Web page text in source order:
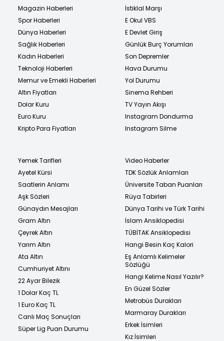
Magazin Haberleri
Spor Haberleri
Dünya Haberleri
Sağlık Haberleri
Kadın Haberleri
Teknoloji Haberleri
Memur ve Emekli Haberleri
Altın Fiyatları
Dolar Kuru
Euro Kuru
Kripto Para Fiyatları
İstiklal Marşı
E Okul VBS
E Devlet Giriş
Günlük Burç Yorumları
Son Depremler
Hava Durumu
Yol Durumu
Sinema Rehberi
TV Yayın Akışı
Instagram Dondurma
Instagram Silme
Yemek Tarifleri
Ayetel Kürsi
Saatlerin Anlamı
Aşk Sözleri
Günaydın Mesajları
Gram Altın
Çeyrek Altın
Yarım Altın
Ata Altın
Cumhuriyet Altını
22 Ayar Bilezik
1 Dolar Kaç TL
1 Euro Kaç TL
Canlı Maç Sonuçları
Süper Lig Puan Durumu
Video Haberler
TDK Sözlük Anlamları
Üniversite Taban Puanları
Rüya Tabirleri
Dünya Tarihi ve Türk Tarihi
İslam Ansiklopedisi
TÜBİTAK Ansiklopedisi
Hangi Besin Kaç Kalori
Eş Anlamlı Kelimeler
Sözlüğü
Hangi Kelime Nasıl Yazılır?
En Güzel Sözler
Metrobüs Durakları
Marmaray Durakları
Erkek İsimleri
Kız İsimleri